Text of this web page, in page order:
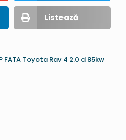
Listează
Toyota Rav 4 2.0 d 85kw